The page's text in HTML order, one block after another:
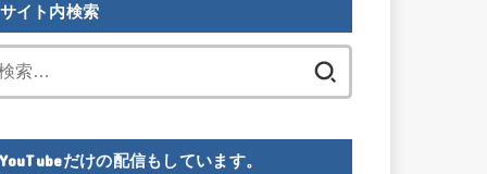
サイト内検索
YouTubeだけの配信もしています。